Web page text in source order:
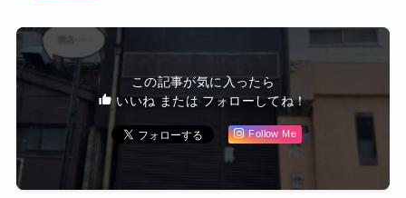
この記事が気に入ったら
いいね または フォローしてね！
Follow Me